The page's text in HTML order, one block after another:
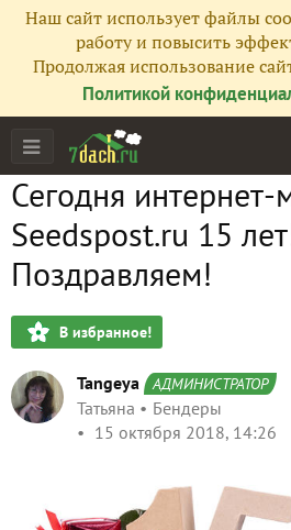
Наш сайт использует файлы
работу и повысить
Продолжая использование
Политикой
Сегодня интернет-
Seedspost.ru 15
Поздравляем!
В избранное!
Tangeya АДМИНИСТРАТОР
Татьяна
Бендеры
15 октября 2018, 14:26